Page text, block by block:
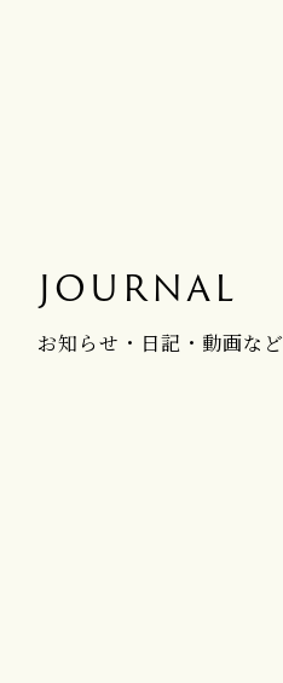
JOURNAL
お知らせ・日記・動画など